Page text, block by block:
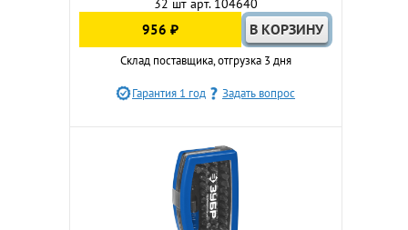
32 шт арт. 104640
956 ₽
Склад поставщика, отгрузка 3 дня
Гарантия 1 год Задать вопрос